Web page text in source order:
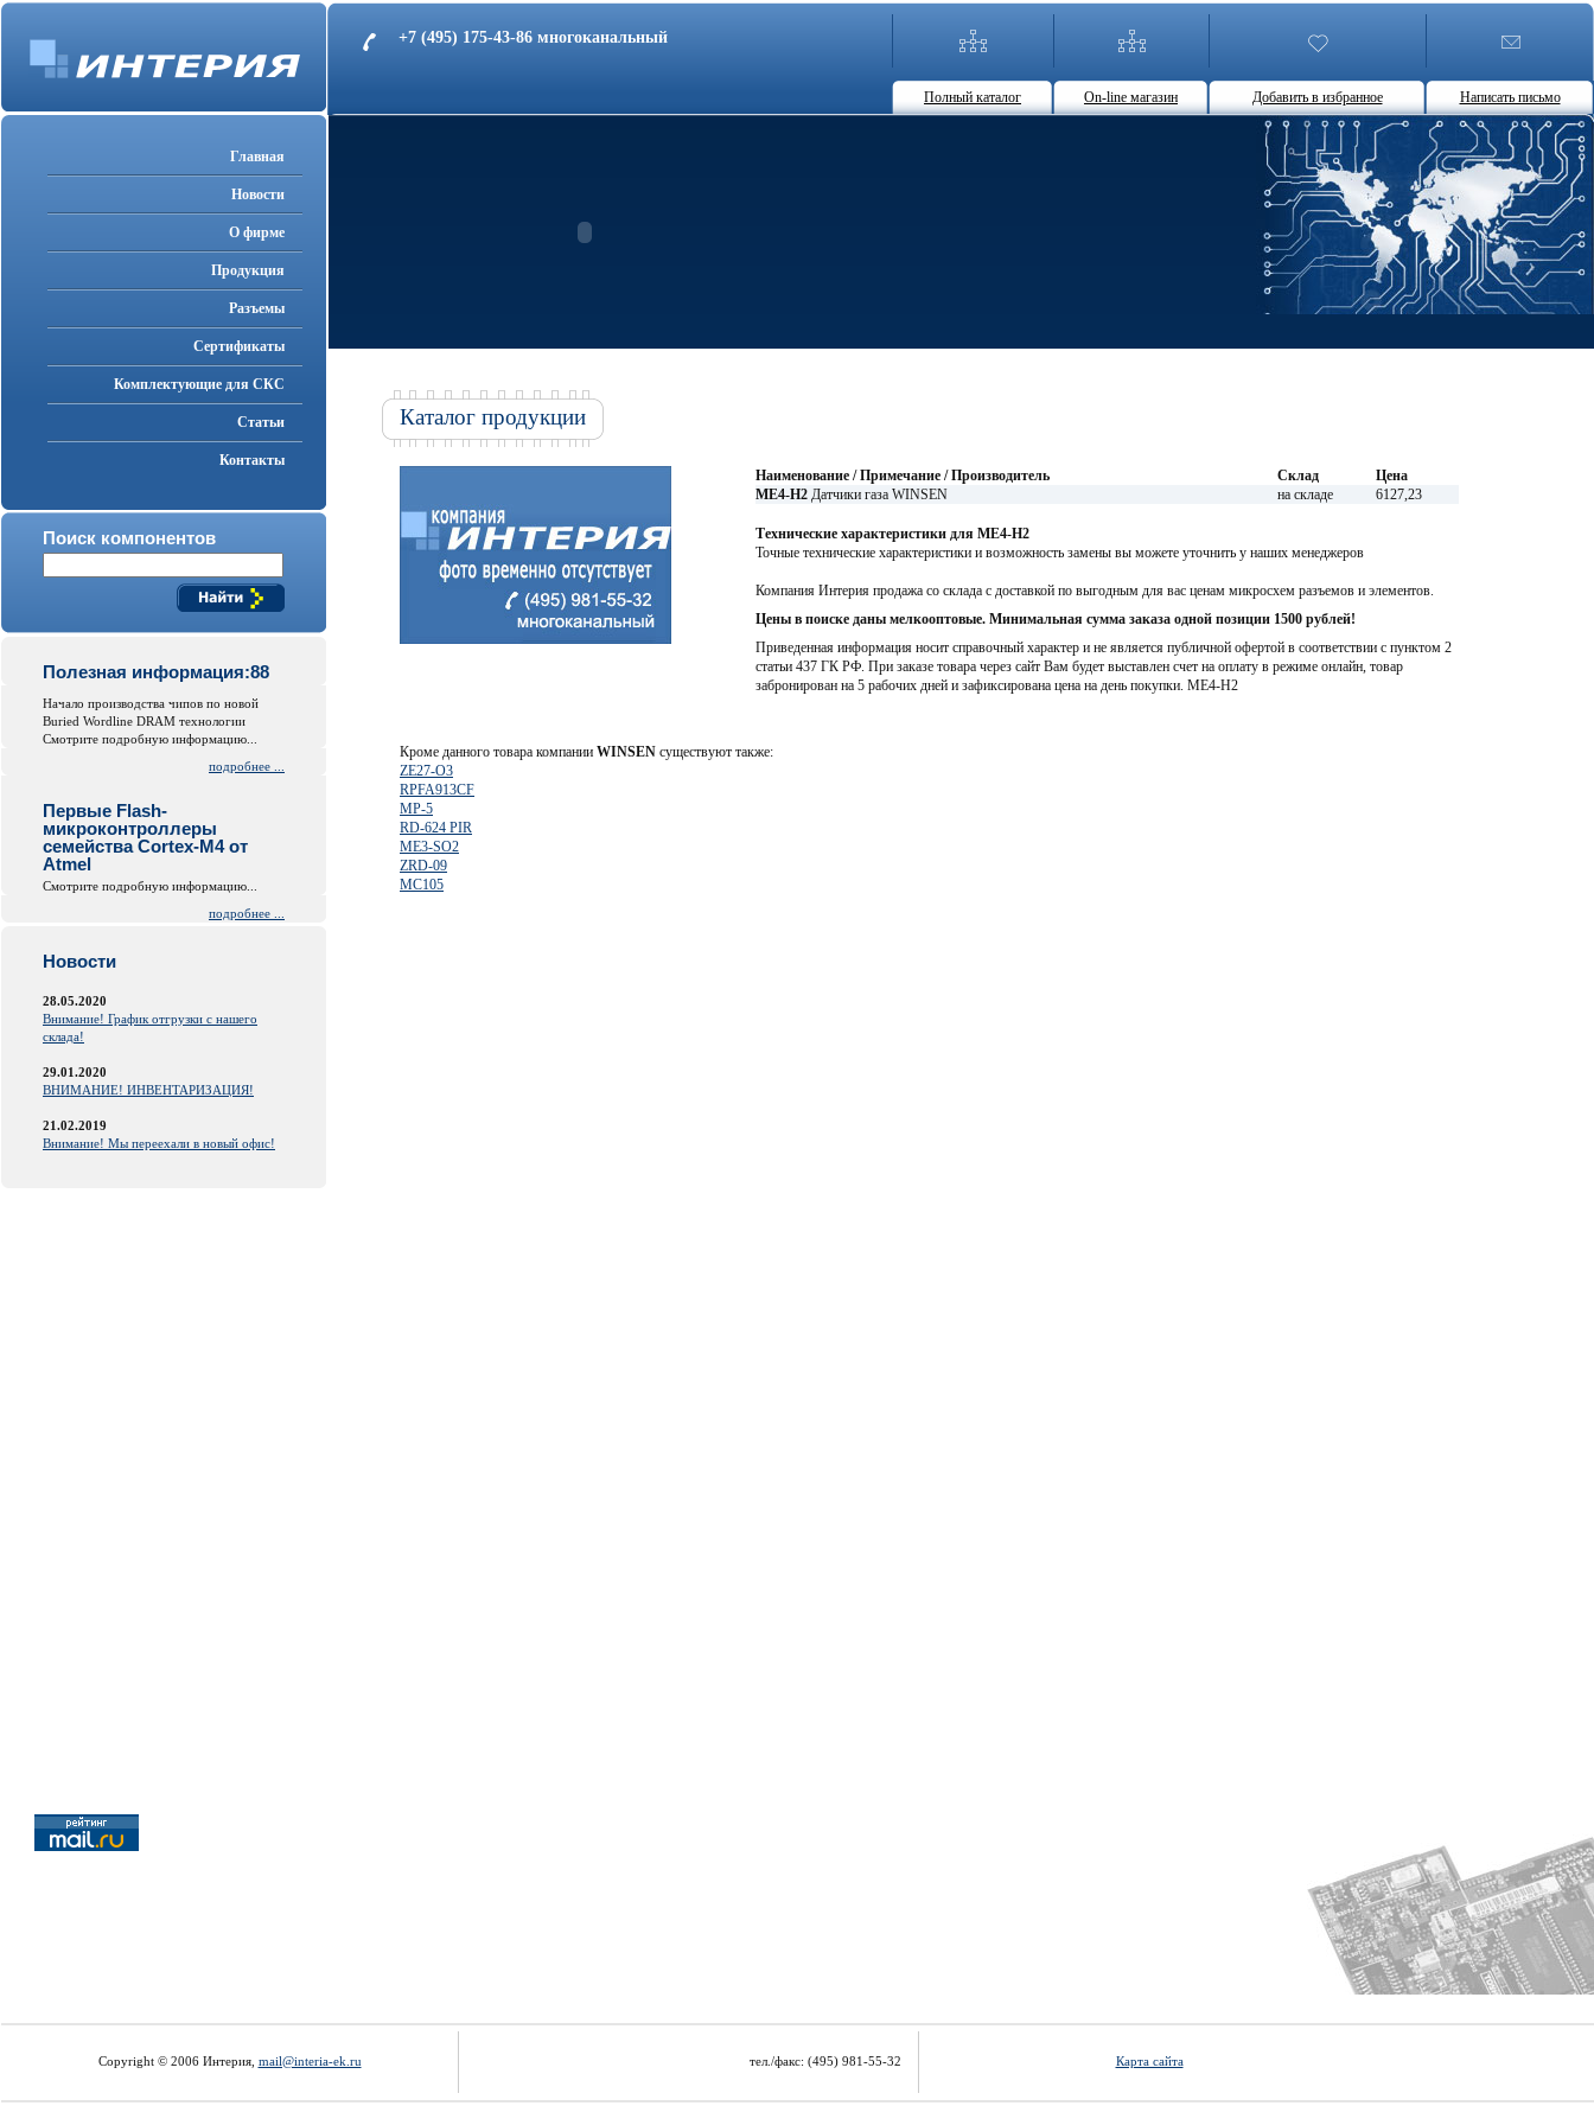
+7 (495) 175-43-86 многоканальный
Полный каталог On-line магазин Добавить в избранное Написать письмо
Главная
Новости
О фирме
Продукция
Разъемы
Cертификаты
Комплектующие для СКС
Статьи
Контакты
Поиск компонентов
Полезная информация:88
Начало производства чипов по новой
Buried Wordline DRAM технологии
Смотрите подробную информацию...
подробнее ...
Первые Flash-
микроконтроллеры
семейства Cortex-M4 от
Atmel
Смотрите подробную информацию...
подробнее ...
Новости
28.05.2020
Внимание! График отгрузки с нашего
склада!
29.01.2020
ВНИМАНИЕ! ИНВЕНТАРИЗАЦИЯ!
21.02.2019
Внимание! Мы переехали в новый офис!
Каталог продукции
Наименование / Примечание / Производитель Склад
Цена
ME4-H2 Датчики газа WINSEN на складе 6127,23
Технические характеристики для ME4-H2
Точные технические характеристики и возможность замены вы можете уточнить у наших менеджеров
Компания Интерия продажа со склада с доставкой по выгодным для вас ценам микросхем разъемов и элементов.
Цены в поиске даны мелкооптовые. Минимальная сумма заказа одной позиции 1500 рублей!
Приведенная информация носит справочный характер и не является публичной офертой в соответствии с пунктом 2
статьи 437 ГК РФ. При заказе товара через сайт Вам будет выставлен счет на оплату в режиме онлайн, товар
забронирован на 5 рабочих дней и зафиксирована цена на день покупки. ME4-H2
Кроме данного товара компании WINSEN существуют также:
ZE27-O3
RPFA913CF
MP-5
RD-624 PIR
ME3-SO2
ZRD-09
MC105
Copyright © 2006 Интерия, mail@interia-ek.ru тел./факс: (495) 981-55-32 Карта сайта